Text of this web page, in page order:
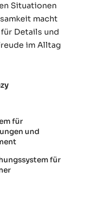
Situationen
macht
Details und
im Alltag
für
und
für